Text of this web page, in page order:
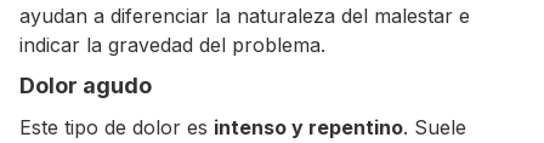
ayudan a diferenciar la naturaleza del malestar e
indicar la gravedad del problema.
Dolor agudo
Este tipo de dolor es intenso y repentino. Suele